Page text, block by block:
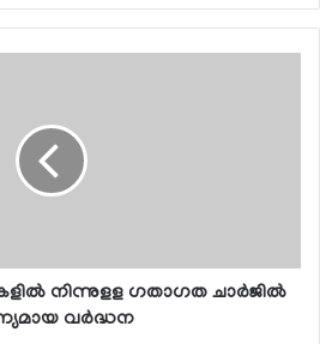
നിന്നുളള ഗതാഗത ചാര്‍ജില്‍
വര്‍ദ്ധന